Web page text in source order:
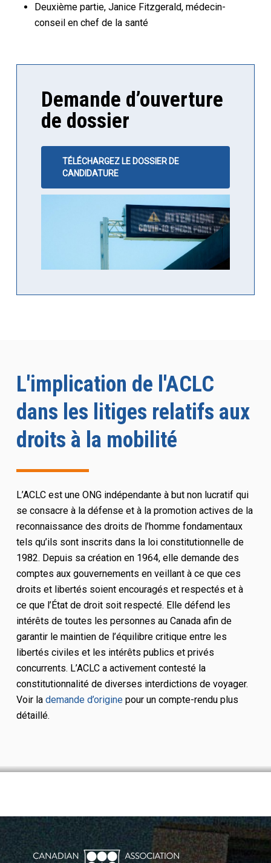
Deuxième partie, Janice Fitzgerald, médecin-
conseil en chef de la santé
Demande d’ouverture
de dossier
TÉLÉCHARGEZ LE DOSSIER DE
CANDIDATURE
L'implication de l'ACLC
dans les litiges relatifs aux
droits à la mobilité
L’ACLC est une ONG indépendante à but non lucratif qui
se consacre à la défense et à la promotion actives de la
reconnaissance des droits de l’homme fondamentaux
tels qu’ils sont inscrits dans la loi constitutionnelle de
1982. Depuis sa création en 1964, elle demande des
comptes aux gouvernements en veillant à ce que ces
droits et libertés soient encouragés et respectés et à
ce que l’État de droit soit respecté. Elle défend les
intérêts de toutes les personnes au Canada afin de
garantir le maintien de l’équilibre critique entre les
libertés civiles et les intérêts publics et privés
concurrents. L’ACLC a activement contesté la
constitutionnalité de diverses interdictions de voyager.
Voir la demande d’originepour un compte-rendu plus
détaillé.